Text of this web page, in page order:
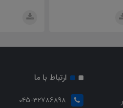
ارتباط با ما
045-32786898